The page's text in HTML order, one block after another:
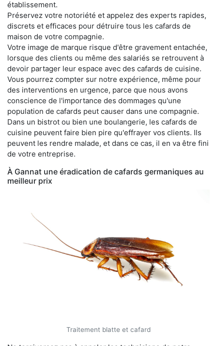
établissement.
Préservez votre notoriété et appelez des experts rapides,
discrets et efficaces pour détruire tous les cafards de
maison de votre compagnie.
Votre image de marque risque d'être gravement entachée,
lorsque des clients ou même des salariés se retrouvent à
devoir partager leur espace avec des cafards de cuisine.
Vous pourrez compter sur notre expérience, même pour
des interventions en urgence, parce que nous avons
conscience de l'importance des dommages qu'une
population de cafards peut causer dans une compagnie.
Dans un bistrot ou bien une boulangerie, les cafards de
cuisine peuvent faire bien pire qu'effrayer vos clients. Ils
peuvent les rendre malade, et dans ce cas, il en va être fini
de votre entreprise.
À Gannat une éradication de cafards germaniques au
meilleur prix
Traitement blatte et cafard